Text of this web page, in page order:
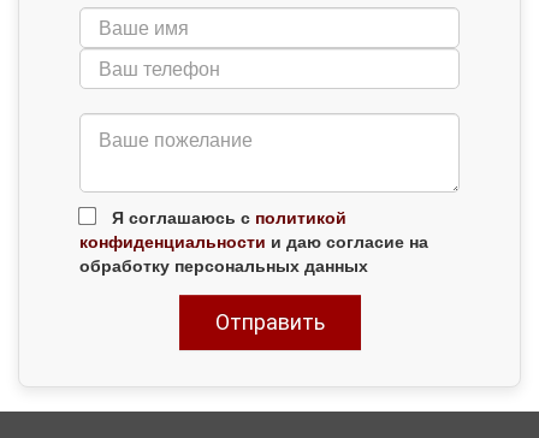
Я соглашаюсь с политикой
конфиденциальности и даю согласие на
обработку персональных данных